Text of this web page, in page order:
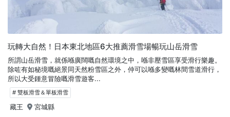
玩轉大自然！日本東北地區6大推薦滑雪場暢玩山岳滑雪
所謂山岳滑雪，就係喺廣闊嘅自然環境之中，喺非壓雪區享受滑行樂趣。
除咗有如秘境嘅絕景同天然粉雪區之外，仲可以喺多變嘅林間雪道滑行，
所以大受鍾意冒險嘅滑雪遊客...
# 雙板滑雪＆單板滑雪
藏王 宮城縣